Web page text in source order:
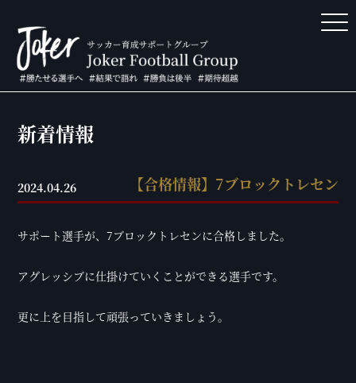
新着情報
【合格情報】7ブロックトレセン
2024.04.26
サポート選手が、7ブロックトレセンに合格しました。
アグレッシブに仕掛けていくことができる選手です。
更に上を目指して頑張っていきましょう。